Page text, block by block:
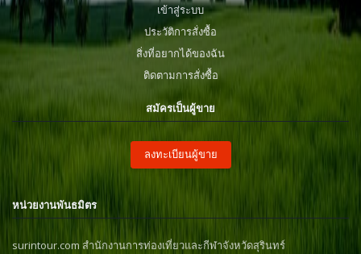
เข้าสู่ระบบ
ประวัติการสั่งซื้อ
สิ่งที่อยากได้ของฉัน
ติดตามการสั่งซื้อ
สมัครเป็นผู้ขาย
ลงทะเบียนผู้ขาย
หน่วยงานพันธมิตร
surintour.com สำนักงานการท่องเที่ยวและกีฬาจังหวัดสุรินทร์